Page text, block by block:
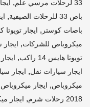
33 لرحلات مرسي علم , ايجار
باص 33 للرحلات الصيفية
,
باصات كوستر , ايجار تويوتا
ميكروباص للشركات,
تويوتا هايس 14 راكب
,
ايجار سيارات نقل, ايجار
ميكروباص, ايجار ميكروباص
2018 رحلات شرم
, ايجار